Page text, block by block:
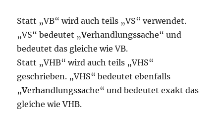
Statt „VB“ wird auch teils „VS“ verwendet.
„VS“ bedeutet „Verhandlungssache“ und
bedeutet das gleiche wie VB.
Statt „VHB“ wird auch teils „VHS“
geschrieben. „VHS“ bedeutet ebenfalls
„Verhandlungssache“ und bedeutet exakt das
gleiche wie VHB.